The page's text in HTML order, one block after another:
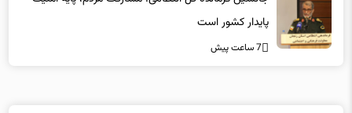
پایدار کشور است
7 ساعت پیش